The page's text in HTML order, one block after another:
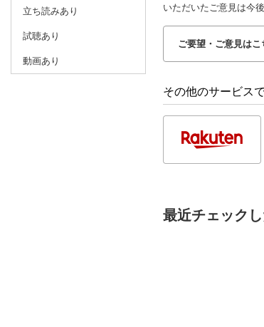
立ち読みあり
試聴あり
動画あり
いただいたご意見は今
ご要望・ご意見はこ
その他のサービス
最近チェック